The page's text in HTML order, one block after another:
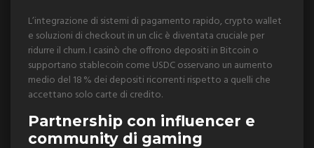
L’integrazione di sistemi di pagamento rapido, crypto wallet
e soluzioni di checkout in un clic è diventata cruciale per
ridurre il churn. I casinò che offrono depositi in Bitcoin o
supportano stablecoin come USDC osservano un aumento
medio del 18 % dei depositi ricorrenti rispetto a quelli che
accettano solo carte di credito.
Partnership con influencer e
community di gaming